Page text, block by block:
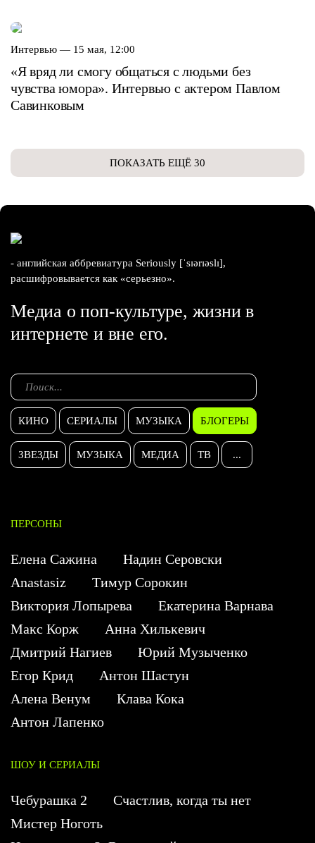
Интервью — 15 мая, 12:00
«Я вряд ли смогу общаться с людьми без
чувства юмора». Интервью с актером Павлом
Савинковым
ПОКАЗАТЬ ЕЩЁ 30
- английская аббревиатура Seriously [ˈsɪərɪəslɪ],
расшифровывается как «серьезно».
Медиа о поп-культуре, жизни в
интернете и вне его.
КИНО СЕРИАЛЫ МУЗЫКА БЛОГЕРЫ
ЗВЕЗДЫ МУЗЫКА МЕДИА ТВ ...
ПЕРСОНЫ
Елена Сажина
Надин Серовски
Anastasiz
Тимур Сорокин
Виктория Лопырева
Екатерина Варнава
Макс Корж
Анна Хилькевич
Дмитрий Нагиев
Юрий Музыченко
Егор Крид
Антон Шастун
Алена Венум
Клава Кока
Антон Лапенко
ШОУ И СЕРИАЛЫ
Чебурашка 2
Счастлив, когда ты нет
Мистер Ноготь